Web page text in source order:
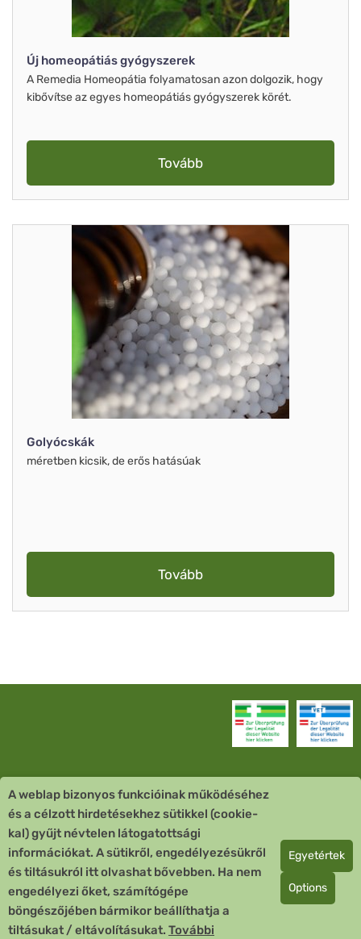
Új homeopátiás gyógyszerek
A Remedia Homeopátia folyamatosan azon dolgozik, hogy
kibővítse az egyes homeopátiás gyógyszerek körét.
Tovább
Golyócskák
méretben kicsik, de erős hatásúak
Tovább
Vevőszolgálat
Quick Links
Fizetési mód
Copyright © 2026 Team Santé Salvator Apotheke
A weblap bizonyos funkcióinak működéséhez
és a célzott hirdetésekhez sütikkel (cookie-
kal) gyűjt névtelen látogatottsági
információkat. A sütikről, engedélyezésükről
és tiltásukról itt olvashat bővebben. Ha nem
engedélyezi őket, számítógépe
böngészőjében bármikor beállíthatja a
tiltásukat / eltávolításukat. További
Egyetértek
Options